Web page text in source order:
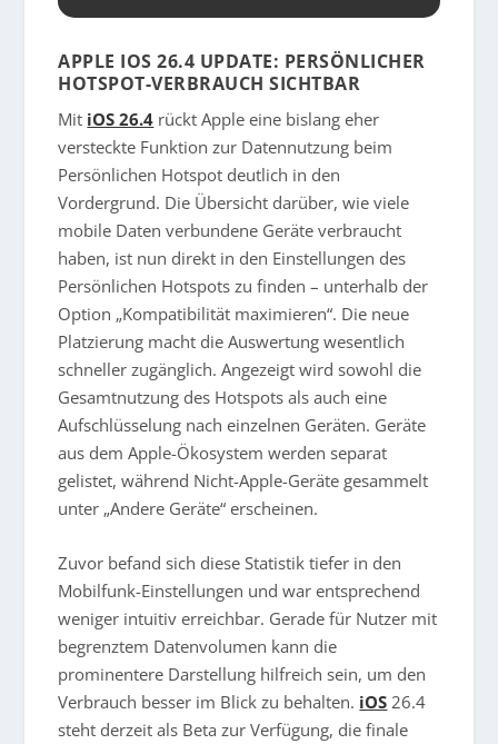
APPLE IOS 26.4 UPDATE: PERSÖNLICHER
HOTSPOT-VERBRAUCH SICHTBAR
Mit iOS 26.4 rückt Apple eine bislang eher
versteckte Funktion zur Datennutzung beim
Persönlichen Hotspot deutlich in den
Vordergrund. Die Übersicht darüber, wie viele
mobile Daten verbundene Geräte verbraucht
haben, ist nun direkt in den Einstellungen des
Persönlichen Hotspots zu finden – unterhalb der
Option „Kompatibilität maximieren“. Die neue
Platzierung macht die Auswertung wesentlich
schneller zugänglich. Angezeigt wird sowohl die
Gesamtnutzung des Hotspots als auch eine
Aufschlüsselung nach einzelnen Geräten. Geräte
aus dem Apple-Ökosystem werden separat
gelistet, während Nicht-Apple-Geräte gesammelt
unter „Andere Geräte“ erscheinen.
Zuvor befand sich diese Statistik tiefer in den
Mobilfunk-Einstellungen und war entsprechend
weniger intuitiv erreichbar. Gerade für Nutzer mit
begrenztem Datenvolumen kann die
prominentere Darstellung hilfreich sein, um den
Verbrauch besser im Blick zu behalten. iOS 26.4
steht derzeit als Beta zur Verfügung, die finale